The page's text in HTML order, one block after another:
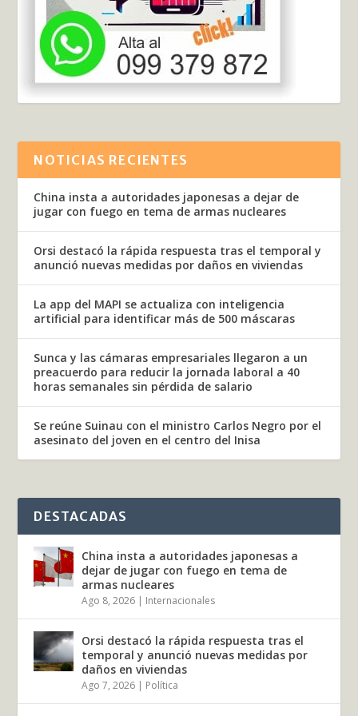
NOTICIAS RECIENTES
China insta a autoridades japonesas a dejar de
jugar con fuego en tema de armas nucleares
Orsi destacó la rápida respuesta tras el temporal y
anunció nuevas medidas por daños en viviendas
La app del MAPI se actualiza con inteligencia
artificial para identificar más de 500 máscaras
Sunca y las cámaras empresariales llegaron a un
preacuerdo para reducir la jornada laboral a 40
horas semanales sin pérdida de salario
Se reúne Suinau con el ministro Carlos Negro por el
asesinato del joven en el centro del Inisa
DESTACADAS
China insta a autoridades japonesas a
dejar de jugar con fuego en tema de
armas nucleares
Ago 8, 2026 | Internacionales
Orsi destacó la rápida respuesta tras el
temporal y anunció nuevas medidas por
daños en viviendas
Ago 7, 2026 | Política